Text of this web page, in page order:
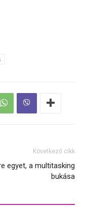
Következő cikk
egyet, a multitasking
bukása